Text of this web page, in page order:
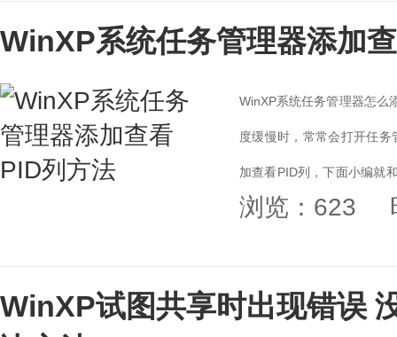
WinXP系统任务管理器添加
WinXP系统任务管理器怎么
度缓慢时，常常会打开任
加查看PID列，下面小编就
操作方法。...
浏览：623
WinXP试图共享时出现错误